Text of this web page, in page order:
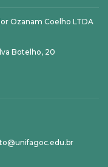
Ozanam Coelho LTDA
Botelho, 20